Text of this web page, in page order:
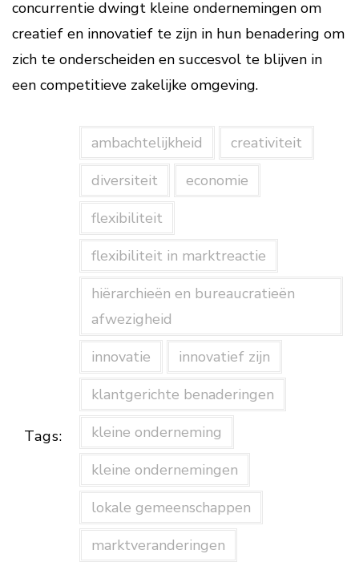
concurrentie dwingt kleine ondernemingen om
creatief en innovatief te zijn in hun benadering om
zich te onderscheiden en succesvol te blijven in
een competitieve zakelijke omgeving.
Tags:
ambachtelijkheid
creativiteit
diversiteit
economie
flexibiliteit
flexibiliteit in marktreactie
hiërarchieën en bureaucratieën
afwezigheid
innovatie
innovatief zijn
klantgerichte benaderingen
kleine onderneming
kleine ondernemingen
lokale gemeenschappen
marktveranderingen